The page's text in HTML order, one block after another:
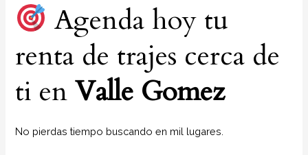
Agenda hoy tu
renta de trajes cerca de
ti enValle Gomez
No pierdas tiempo buscando en mil lugares.